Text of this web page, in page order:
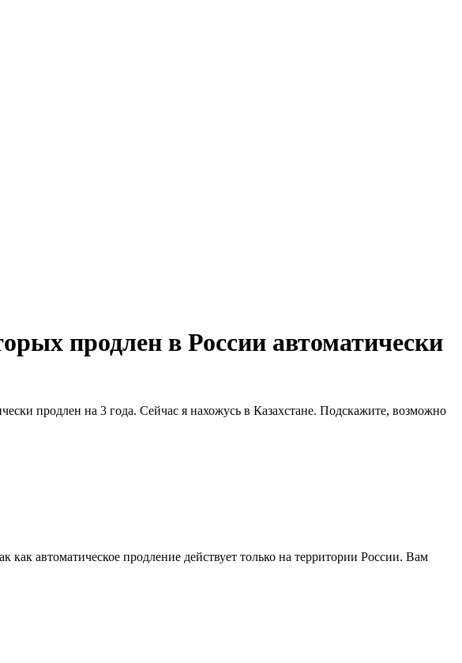
продлен в России автоматически
продлен на 3 года. Сейчас я нахожусь в Казахстане. Подскажите, возможно
автоматическое продление действует только на территории России. Вам